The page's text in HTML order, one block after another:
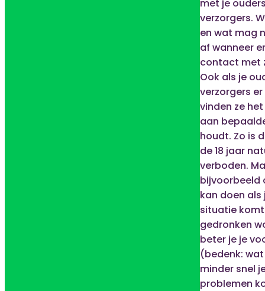
met je
verzorgers.
en wat mag
af wanneer
contact met
Ook als je
verzorgers
vinden ze
aan
houdt. Zo is
de 18 jaar
verboden.
bijvoorbeeld
kan doen als
situatie
gedronken
beter je je
(bedenk:
minder snel
problemen